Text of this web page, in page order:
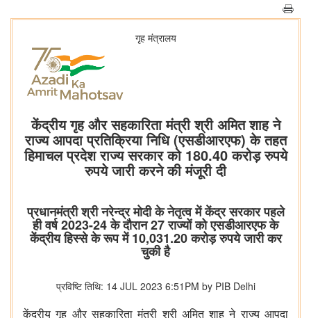
गृह मंत्रालय
केंद्रीय गृह और सहकारिता मंत्री श्री अमित शाह ने
राज्य आपदा प्रतिक्रिया निधि (एसडीआरएफ) के तहत
हिमाचल प्रदेश राज्य सरकार को 180.40 करोड़ रुपये
रुपये जारी करने की मंजूरी दी
प्रधानमंत्री श्री नरेन्‍द्र मोदी के नेतृत्व में केंद्र सरकार पहले
ही वर्ष 2023-24 के दौरान 27 राज्यों को एसडीआरएफ के
केंद्रीय हिस्से के रूप में 10,031.20 करोड़ रुपये जारी कर
चुकी है
प्रविष्टि तिथि: 14 JUL 2023 6:51PM by PIB Delhi
केंद्रीय गृह और सहकारिता मंत्री श्री अमित शाह ने राज्य आपदा